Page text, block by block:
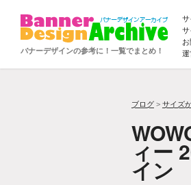
バナーデザインの参考に！一覧でまとめ！
サ
サ
運
ブログ > サイズ
ィー
イン